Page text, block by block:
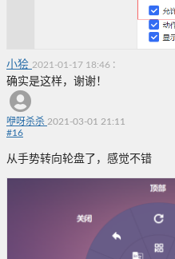
小狯 2021-01-17 18:46 :
确实是这样，谢谢！
咿呀杀杀 2021-03-01 21:11
#16
从手势转向轮盘了，感觉不错